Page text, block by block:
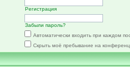
Регистрация
Забыли пароль?
Автоматически входить при каждом
Скрыть моё пребывание на